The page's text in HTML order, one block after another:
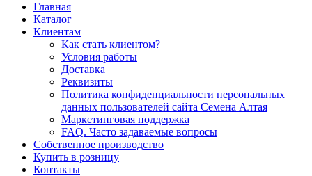
Главная
Каталог
Клиентам
Как стать клиентом?
Условия работы
Доставка
Реквизиты
Политика конфиденциальности персональных
данных пользователей сайта Семена Алтая
Маркетинговая поддержка
FAQ. Часто задаваемые вопросы
Собственное производство
Купить в розницу
Контакты